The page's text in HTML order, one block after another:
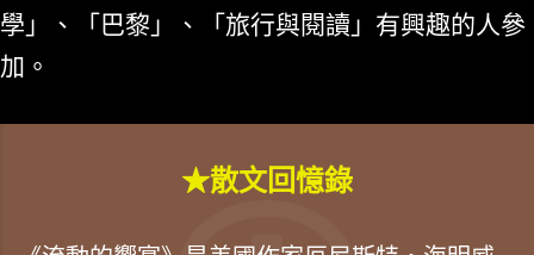
學」、「巴黎」、「旅行與閱讀」有興趣的人參
加。
★散文回憶錄